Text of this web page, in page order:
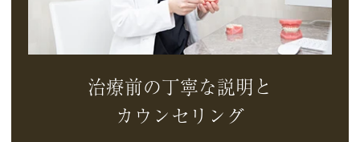
治療前の丁寧な説明と
カウンセリング